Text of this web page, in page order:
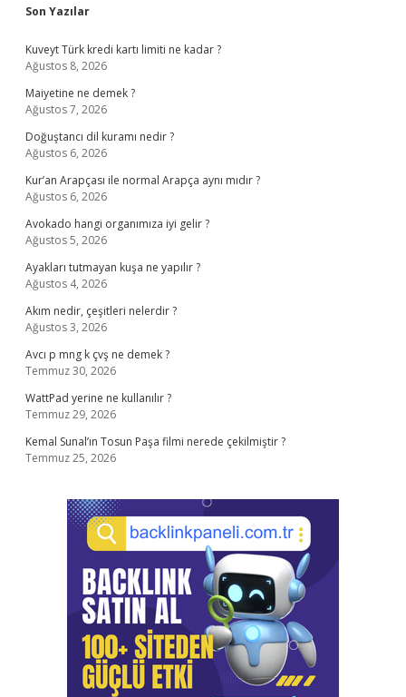
Sidebar
Son Yazılar
Kuveyt Türk kredi kartı limiti ne kadar ?
Ağustos 8, 2026
Maiyetine ne demek ?
Ağustos 7, 2026
Doğuştancı dil kuramı nedir ?
Ağustos 6, 2026
Kur’an Arapçası ile normal Arapça aynı mıdır ?
Ağustos 6, 2026
Avokado hangi organımıza iyi gelir ?
Ağustos 5, 2026
Ayakları tutmayan kuşa ne yapılır ?
Ağustos 4, 2026
Akım nedir, çeşitleri nelerdir ?
Ağustos 3, 2026
Avcı p mng k çvş ne demek ?
Temmuz 30, 2026
WattPad yerine ne kullanılır ?
Temmuz 29, 2026
Kemal Sunal’ın Tosun Paşa filmi nerede çekilmiştir ?
Temmuz 25, 2026